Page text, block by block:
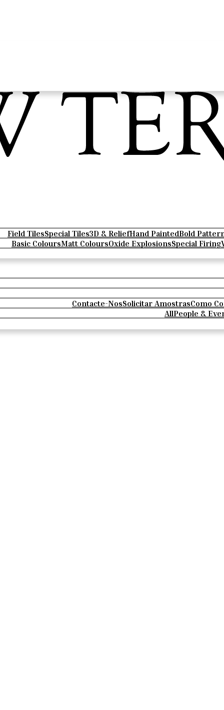
Field TilesSpecial Tiles3D & ReliefHand PaintedBold
Basic ColoursMatt ColoursOxide ExplosionsSpecial Firing
Contacte-NosSolicitar AmostrasComo
AllPeople &